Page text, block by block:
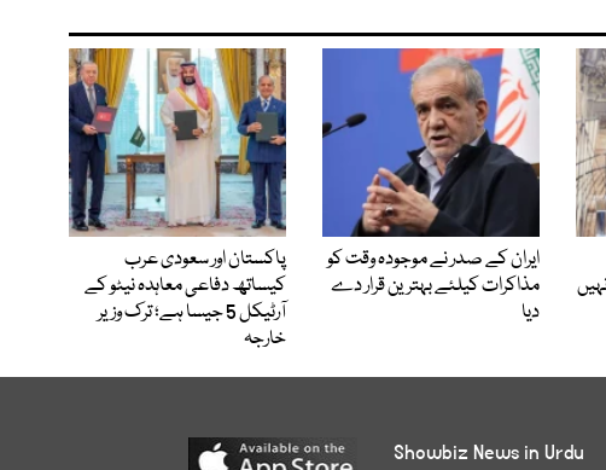
ایران کے صدر نے موجودہ وقت کو
مذاکرات کیلئے بہترین قرار دے
دیا
پاکستان اور سعودی عرب
کیساتھ دفاعی معاہدہ نیٹو کے
آرٹیکل 5 جیسا ہے؛ ترک وزیر
خارجہ
Showbiz News in Urdu